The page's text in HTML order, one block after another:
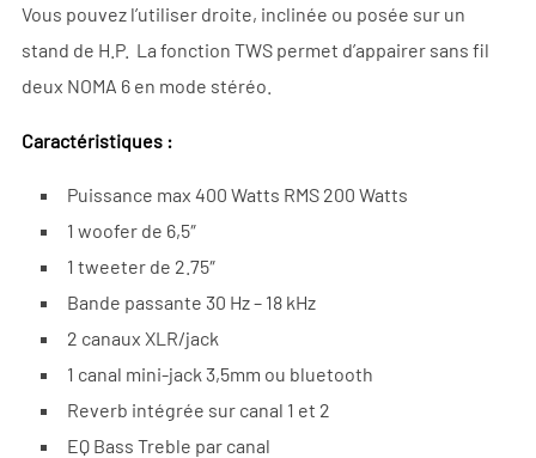
Vous pouvez l’utiliser droite, inclinée ou posée sur un
stand de H.P. La fonction TWS permet d’appairer sans fil
deux NOMA 6 en mode stéréo.
Caractéristiques :
Puissance max 400 Watts RMS 200 Watts
1 woofer de 6,5″
1 tweeter de 2.75″
Bande passante 30 Hz – 18 kHz
2 canaux XLR/jack
1 canal mini-jack 3,5mm ou bluetooth
Reverb intégrée sur canal 1 et 2
EQ Bass Treble par canal